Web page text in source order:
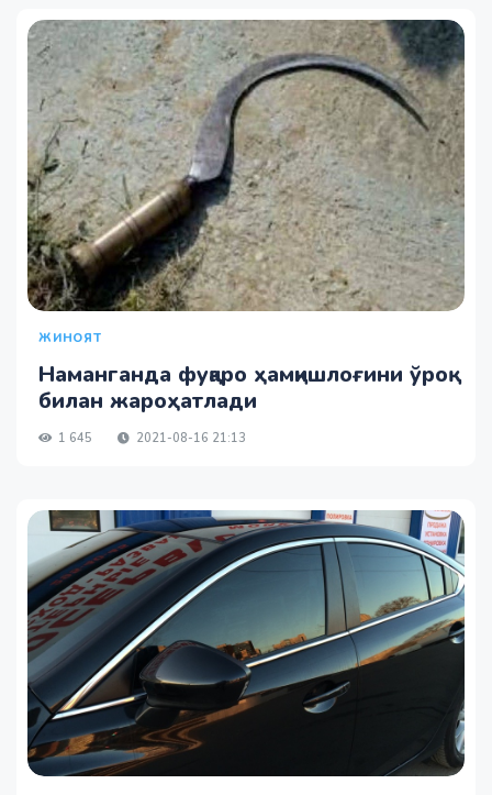
ЖИНОЯТ
Наманганда фуқаро ҳамқишлоғини ўроқ
билан жароҳатлади
1 645 2021-08-16 21:13